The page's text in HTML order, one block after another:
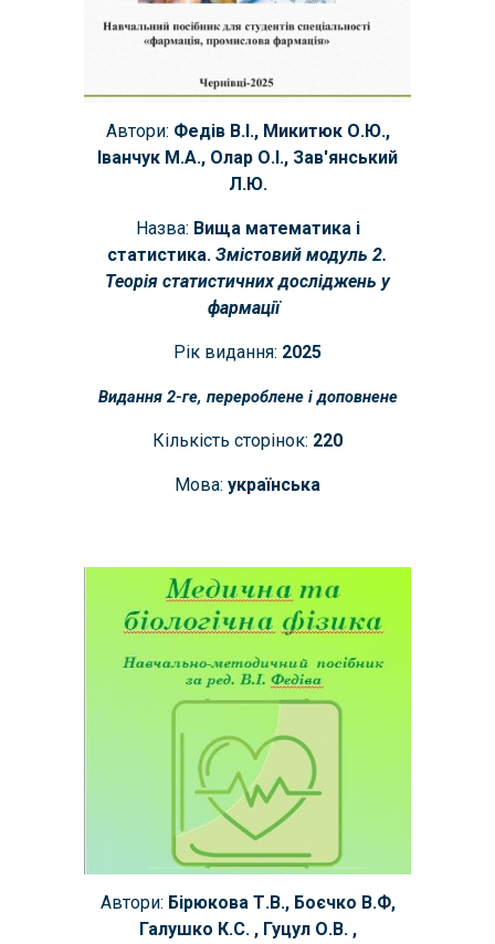
Автори: Федів В.І., Микитюк О.Ю.,
Іванчук М.А., Олар О.І., Зав'янський
Л.Ю.
Назва: Вища математика і
статистика. Змістовий модуль 2.
Теорія статистичних досліджень у
фармації
Рік видання: 2025
Видання 2-ге, перероблене і доповнене
Кількість сторінок: 220
Мова: українська
Автори: Бірюкова Т.В., Боєчко В.Ф,
Галушко К.С. , Гуцул О.В. ,